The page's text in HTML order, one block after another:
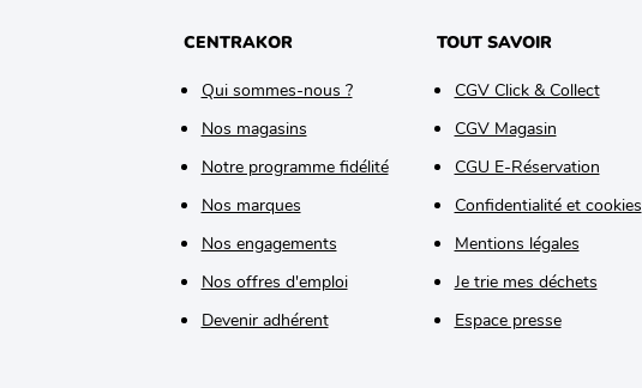
CENTRAKOR
Qui sommes-nous ?
Nos magasins
Notre programme fidélité
Nos marques
Nos engagements
Nos offres d'emploi
Devenir adhérent
TOUT SAVOIR
CGV Click & Collect
CGV Magasin
CGU E-Réservation
Confidentialité et cookies
Mentions légales
Je trie mes déchets
Espace presse